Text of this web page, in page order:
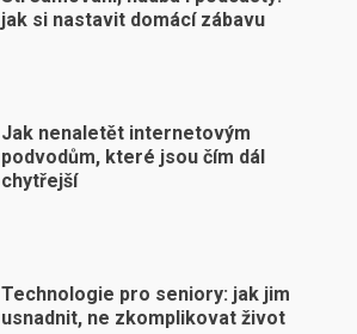
jak si nastavit domácí zábavu
Jak nenaletět internetovým
podvodům, které jsou čím dál
chytřejší
Technologie pro seniory: jak jim
usnadnit, ne zkomplikovat život